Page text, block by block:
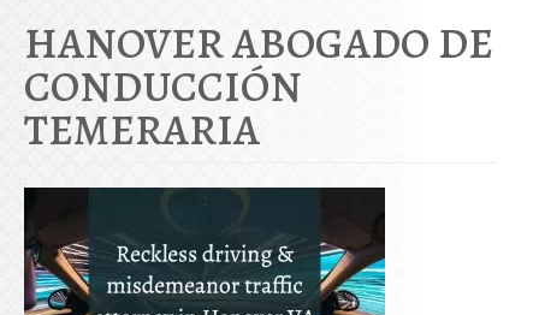
HANOVER ABOGADO DE
CONDUCCIÓN
TEMERARIA